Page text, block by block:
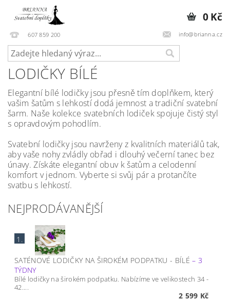
607 859 200 info@brianna.cz
0 Kč
LODIČKY BÍLÉ
Elegantní bílé lodičky jsou přesně tím doplňkem, který
vašim šatům s lehkostí dodá jemnost a tradiční svatební
šarm. Naše kolekce svatebních lodiček spojuje čistý styl
s opravdovým pohodlím.
Svatební lodičky jsou navrženy z kvalitních materiálů tak,
aby vaše nohy zvládly obřad i dlouhý večerní tanec bez
únavy. Získáte elegantní obuv k šatům a celodenní
komfort v jednom. Vyberte si svůj pár a protančíte
svatbu s lehkostí.
NEJPRODÁVANĚJŠÍ
1.
SATÉNOVÉ LODIČKY NA ŠIROKÉM PODPATKU - BÍLÉ– 3
TÝDNY
Bílé lodičky na širokém podpatku. Nabízíme ve velikostech 34 -
42....
2 599 Kč